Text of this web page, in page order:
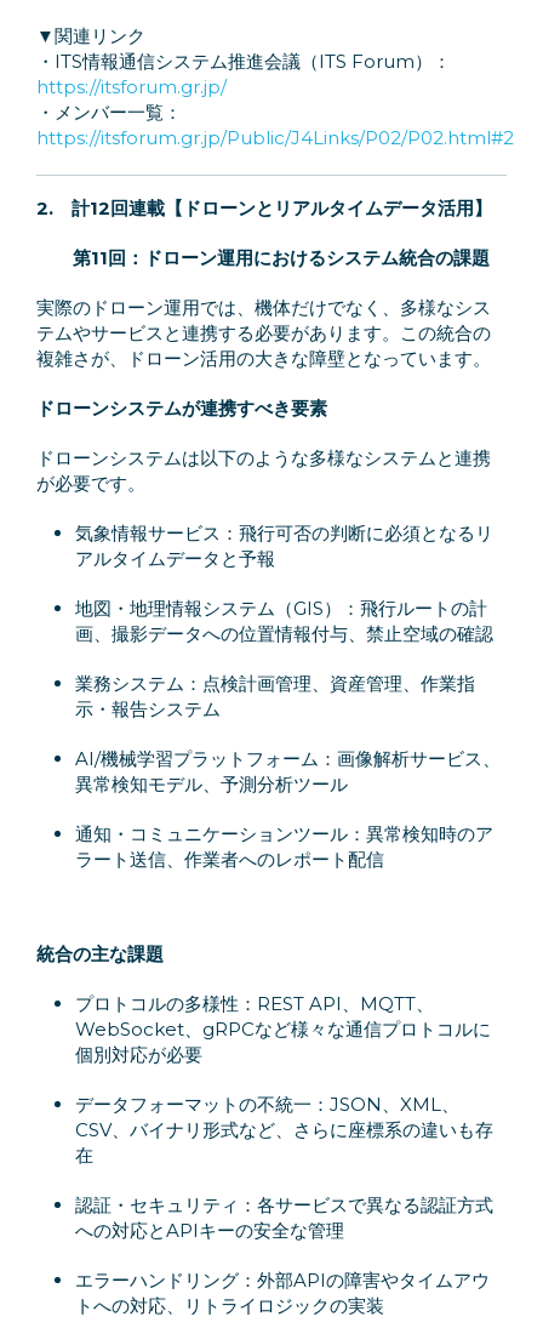
▼関連リンク
・ITS情報通信システム推進会議（ITS Forum）：
https://itsforum.gr.jp/
・メンバー一覧：
https://itsforum.gr.jp/Public/J4Links/P02/P02.html#2
2. 計12回連載【ドローンとリアルタイムデータ活用】
第11回： ドローン運用におけるシステム統合の課題
実際のドローン運用では、機体だけでなく、多様なシス
テムやサービスと連携する必要があります。この統合の
複雑さが、ドローン活用の大きな障壁となっています。
ドローンシステムが連携すべき要素
ドローンシステムは以下のような多様なシステムと連携
が必要です。
気象情報サービス：飛行可否の判断に必須となるリ
アルタイムデータと予報
地図・地理情報システム（GIS）：飛行ルートの計
画、撮影データへの位置情報付与、禁止空域の確認
業務システム：点検計画管理、資産管理、作業指
示・報告システム
AI/機械学習プラットフォーム：画像解析サービス、
異常検知モデル、予測分析ツール
通知・コミュニケーションツール：異常検知時のア
ラート送信、作業者へのレポート配信
統合の主な課題
プロトコルの多様性：REST API、MQTT、
WebSocket、gRPCなど様々な通信プロトコルに
個別対応が必要
データフォーマットの不統一：JSON、XML、
CSV、バイナリ形式など、さらに座標系の違いも存
在
認証・セキュリティ：各サービスで異なる認証方式
への対応とAPIキーの安全な管理
エラーハンドリング：外部APIの障害やタイムアウ
トへの対応、リトライロジックの実装